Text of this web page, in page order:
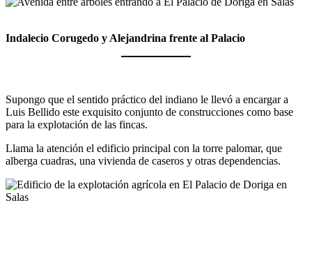
Indalecio Corugedo y Alejandrina frente al Palacio
Supongo que el sentido práctico del indiano le llevó a encargar a
Luis Bellido este exquisito conjunto de construcciones como base
para la explotación de las fincas.
Llama la atención el edificio principal con la torre palomar, que
alberga cuadras, una vivienda de caseros y otras dependencias.